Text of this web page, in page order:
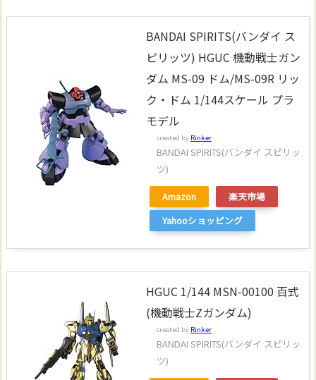
BANDAI SPIRITS(バンダイ ス
ピリッツ) HGUC 機動戦士ガン
ダム MS-09 ドム/MS-09R リッ
ク・ドム 1/144スケール プラ
モデル
created by Rinker
BANDAI SPIRITS(バンダイ スピリッ
ツ)
Amazon
楽天市場
Yahooショッピング
HGUC 1/144 MSN-00100 百式
(機動戦士Zガンダム)
created by Rinker
BANDAI SPIRITS(バンダイ スピリッ
ツ)